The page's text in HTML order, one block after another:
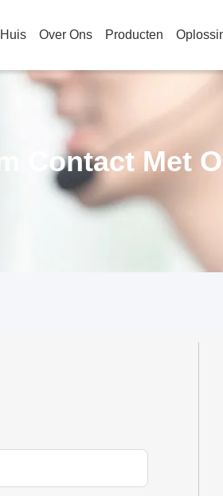
Huis Over Ons Producten
Contact Met